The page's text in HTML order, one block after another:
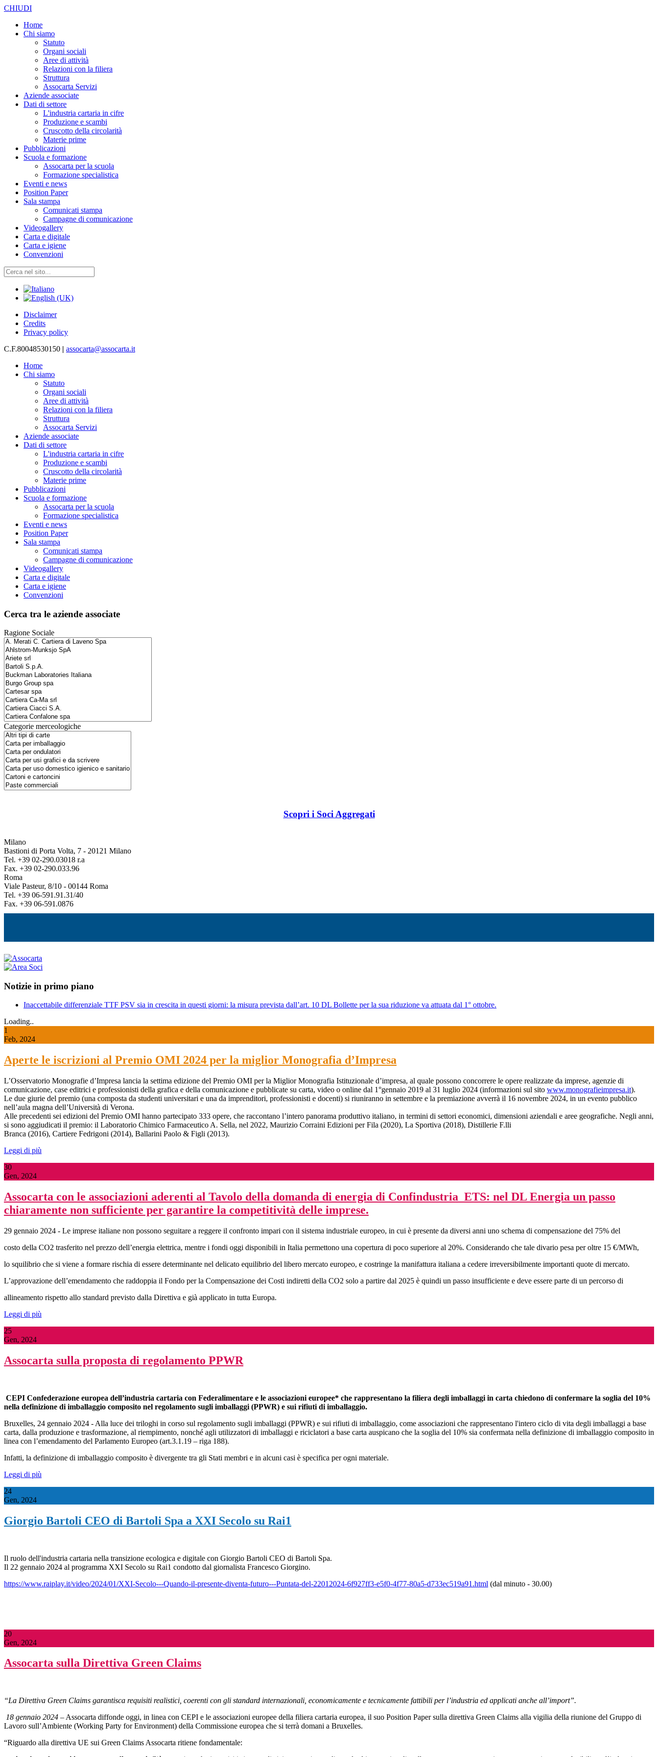
CHIUDI
Home
Chi siamo
Statuto
Organi sociali
Aree di attività
Relazioni con la filiera
Struttura
Assocarta Servizi
Aziende associate
Dati di settore
L'industria cartaria in cifre
Produzione e scambi
Cruscotto della circolarità
Materie prime
Pubblicazioni
Scuola e formazione
Assocarta per la scuola
Formazione specialistica
Eventi e news
Position Paper
Sala stampa
Comunicati stampa
Campagne di comunicazione
Videogallery
Carta e digitale
Carta e igiene
Convenzioni
Disclaimer
Credits
Privacy policy
C.F.80048530150 | assocarta@assocarta.it
Home
Chi siamo
Statuto
Organi sociali
Aree di attività
Relazioni con la filiera
Struttura
Assocarta Servizi
Aziende associate
Dati di settore
L'industria cartaria in cifre
Produzione e scambi
Cruscotto della circolarità
Materie prime
Pubblicazioni
Scuola e formazione
Assocarta per la scuola
Formazione specialistica
Eventi e news
Position Paper
Sala stampa
Comunicati stampa
Campagne di comunicazione
Videogallery
Carta e digitale
Carta e igiene
Convenzioni
Cerca tra le aziende associate
Ragione Sociale
Categorie merceologiche
Scopri i Soci Aggregati
Milano
Bastioni di Porta Volta, 7 - 20121 Milano
Tel. +39 02-290.03018 r.a
Fax. +39 02-290.033.96
Roma
Viale Pasteur, 8/10 - 00144 Roma
Tel. +39 06-591.91.31/40
Fax. +39 06-591.0876
Notizie in primo piano
Inaccettabile differenziale TTF PSV sia in crescita in questi giorni: la misura prevista dall’art. 10 DL Bollette per la sua riduzione va attuata dal 1° ottobre.
Loading..
1
Feb, 2024
Aperte le iscrizioni al Premio OMI 2024 per la miglior Monografia d’Impresa
L’Osservatorio Monografie d’Impresa lancia la settima edizione del Premio OMI per la Miglior Monografia Istituzionale d’impresa, al quale possono concorrere le opere realizzate da imprese, agenzie di
comunicazione, case editrici e professionisti della grafica e della comunicazione e pubblicate su carta, video o online dal 1°gennaio 2019 al 31 luglio 2024 (informazioni sul sito www.monografieimpresa.it).
Le due giurie del premio (una composta da studenti universitari e una da imprenditori, professionisti e docenti) si riuniranno in settembre e la premiazione avverrà il 16 novembre 2024, in un evento pubblico
nell’aula magna dell’Università di Verona.
Alle precedenti sei edizioni del Premio OMI hanno partecipato 333 opere, che raccontano l’intero panorama produttivo italiano, in termini di settori economici, dimensioni aziendali e aree geografiche. Negli anni,
si sono aggiudicati il premio: il Laboratorio Chimico Farmaceutico A. Sella, nel 2022, Maurizio Corraini Edizioni per Fila (2020), La Sportiva (2018), Distillerie F.lli
Branca (2016), Cartiere Fedrigoni (2014), Ballarini Paolo & Figli (2013).
Leggi di più
30
Gen, 2024
Assocarta con le associazioni aderenti al Tavolo della domanda di energia di Confindustria ETS: nel DL Energia un passo
chiaramente non sufficiente per garantire la competitività delle imprese.
29 gennaio 2024 - Le imprese italiane non possono seguitare a reggere il confronto impari con il sistema industriale europeo, in cui è presente da diversi anni uno schema di compensazione del 75% del
costo della CO2 trasferito nel prezzo dell’energia elettrica, mentre i fondi oggi disponibili in Italia permettono una copertura di poco superiore al 20%. Considerando che tale divario pesa per oltre 15 €/MWh,
lo squilibrio che si viene a formare rischia di essere determinante nel delicato equilibrio del libero mercato europeo, e costringe la manifattura italiana a cedere irreversibilmente importanti quote di mercato.
L’approvazione dell’emendamento che raddoppia il Fondo per la Compensazione dei Costi indiretti della CO2 solo a partire dal 2025 è quindi un passo insufficiente e deve essere parte di un percorso di
allineamento rispetto allo standard previsto dalla Direttiva e già applicato in tutta Europa.
Leggi di più
25
Gen, 2024
Assocarta sulla proposta di regolamento PPWR
CEPI Confederazione europea dell’industria cartaria con Federalimentare e le associazioni europee* che rappresentano la filiera degli imballaggi in carta chiedono di confermare la soglia del 10%
nella definizione di imballaggio composito nel regolamento sugli imballaggi (PPWR) e sui rifiuti di imballaggio.
Bruxelles, 24 gennaio 2024 - Alla luce dei triloghi in corso sul regolamento sugli imballaggi (PPWR) e sui rifiuti di imballaggio, come associazioni che rappresentano l'intero ciclo di vita degli imballaggi a base
carta, dalla produzione e trasformazione, al riempimento, nonché agli utilizzatori di imballaggi e riciclatori a base carta auspicano che la soglia del 10% sia confermata nella definizione di imballaggio composito in
linea con l’emendamento del Parlamento Europeo (art.3.1.19 – riga 188).
Infatti, la definizione di imballaggio composito è divergente tra gli Stati membri e in alcuni casi è specifica per ogni materiale.
Leggi di più
24
Gen, 2024
Giorgio Bartoli CEO di Bartoli Spa a XXI Secolo su Rai1
Il ruolo dell'industria cartaria nella transizione ecologica e digitale con Giorgio Bartoli CEO di Bartoli Spa.
Il 22 gennaio 2024 al programma XXI Secolo su Rai1 condotto dal giornalista Francesco Giorgino.
https://www.raiplay.it/video/2024/01/XXI-Secolo---Quando-il-presente-diventa-futuro---Puntata-del-22012024-6f927ff3-e5f0-4f77-80a5-d733ec519a91.html (dal minuto - 30.00)
20
Gen, 2024
Assocarta sulla Direttiva Green Claims
“La Direttiva Green Claims garantisca requisiti realistici, coerenti con gli standard internazionali, economicamente e tecnicamente fattibili per l’industria ed applicati anche all’import”.
18 gennaio 2024 – Assocarta diffonde oggi, in linea con CEPI e le associazioni europee della filiera cartaria europea, il suo Position Paper sulla direttiva Green Claims alla vigilia della riunione del Gruppo di
Lavoro sull’Ambiente (Working Party for Environment) della Commissione europea che si terrà domani a Bruxelles.
“Riguardo alla direttiva UE sui Green Claims Assocarta ritiene fondamentale: